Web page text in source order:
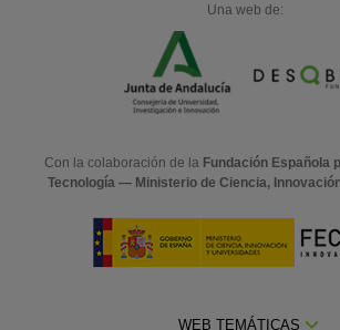
Una web de:
Con la colaboración de la Fundación Española
Tecnología — Ministerio de Ciencia,
WEB TEMÁTICAS